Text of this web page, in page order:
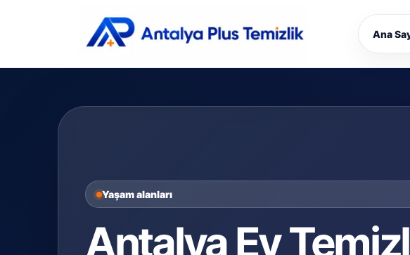
Ana
Yaşam alanları
Antalya Ev